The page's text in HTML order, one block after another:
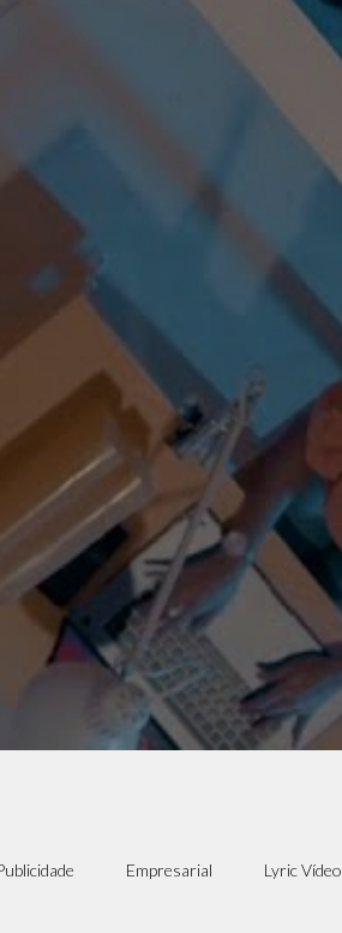
Empresarial Lyric Vídeo